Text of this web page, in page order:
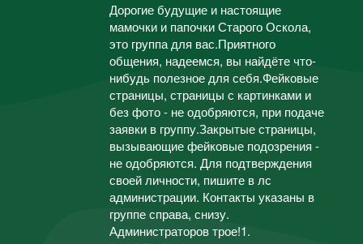
Дорогие будущие и настоящие
мамочки и папочки Старого Оскола,
это группа для вас.Приятного
общения, надеемся, вы найдёте что-
нибудь полезное для себя.Фейковые
страницы, страницы с картинками и
без фото - не одобряются, при подаче
заявки в группу.Закрытые страницы,
вызывающие фейковые подозрения -
не одобряются. Для подтверждения
своей личности, пишите в лс
администрации. Контакты указаны в
группе справа, снизу.
Администраторов трое!1.